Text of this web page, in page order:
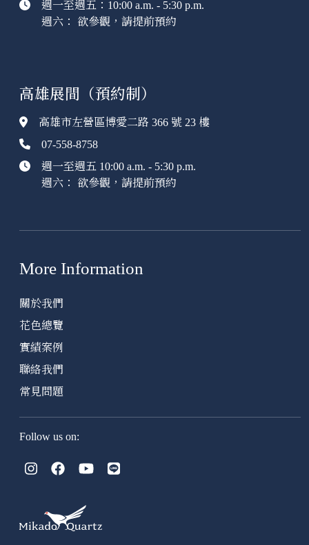
週一至週五：10:00 a.m. - 5:30 p.m.
週六： 欲參觀，請提前預約
高雄展間（預約制）
高雄市左營區博愛二路 366 號 23 樓
07-558-8758
週一至週五 10:00 a.m. - 5:30 p.m.
週六： 欲參觀，請提前預約
More Information
關於我們
花色總覽
實績案例
聯絡我們
常見問題
Follow us on: